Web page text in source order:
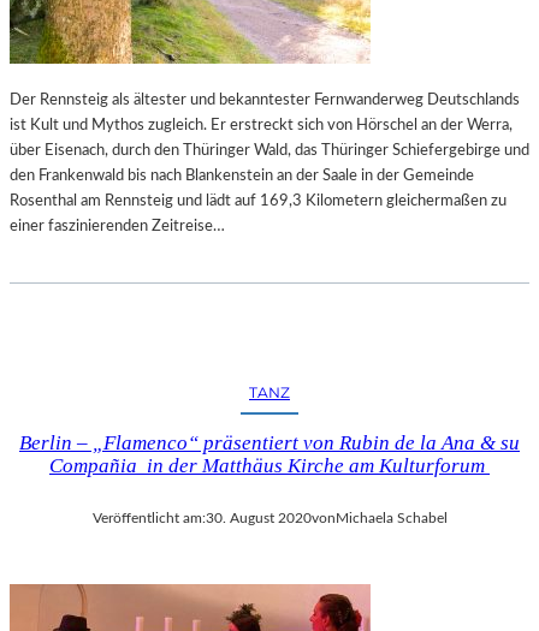
U
T
B
Der Rennsteig als ältester und bekanntester Fernwanderweg Deutschlands
ist Kult und Mythos zugleich. Er erstreckt sich von Hörschel an der Werra,
über Eisenach, durch den Thüringer Wald, das Thüringer Schiefergebirge und
den Frankenwald bis nach Blankenstein an der Saale in der Gemeinde
Rosenthal am Rennsteig und lädt auf 169,3 Kilometern gleichermaßen zu
einer faszinierenden Zeitreise…
TANZ
Berlin – „Flamenco“ präsentiert von Rubin de la Ana & su
Compañia in der Matthäus Kirche am Kulturforum
Veröffentlicht am:30. August 2020von Michaela Schabel